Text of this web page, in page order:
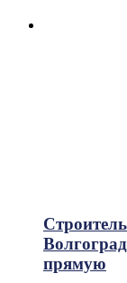
прямую